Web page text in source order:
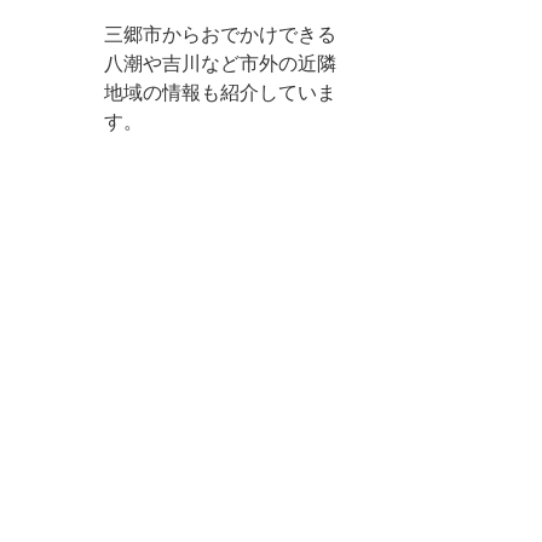
三郷市からおでかけできる
八潮や吉川など市外の近隣
地域の情報も紹介していま
す。